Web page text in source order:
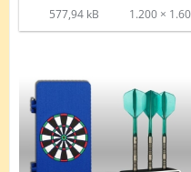
577,94 kB 1.200 ×